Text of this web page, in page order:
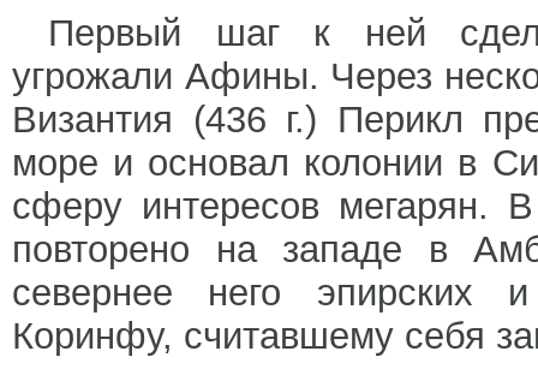
Первый шаг к ней
угрожали Афины. Через
Византия (436 г.) Перикл
море и основал колонии в
сферу интересов
повторено на западе в
севернее него эпирских
Коринфу, считавшему себя